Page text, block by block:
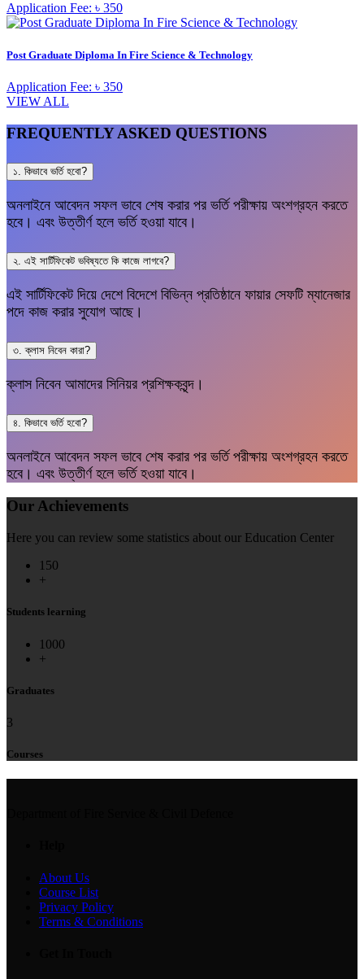
Application Fee: ৳ 350
Post Graduate Diploma In Fire Science & Technology
Application Fee: ৳ 350
VIEW ALL
FREQUENTLY ASKED QUESTIONS
১. কিভাবে ভর্তি হবো?
অনলাইনে আবেদন সফল ভাবে শেষ করার পর ভর্তি পরীক্ষায় অংশগ্রহন করতে
হবে। এবং উত্তীর্ণ হলে ভর্তি হওয়া যাবে।
২. এই সার্টিফিকেট ভবিষ্যতে কি কাজে লাগবে?
এই সার্টিফিকেট দিয়ে দেশে বিদেশে বিভিন্ন প্রতিষ্ঠানে ফায়ার সেফটি ম্যানেজার
পদে কাজ করার সুযোগ আছে।
৩. ক্লাস নিবেন কারা?
ক্লাস নিবেন আমাদের সিনিয়র প্রশিক্ষকবৃন্দ।
৪. কিভাবে ভর্তি হবো?
অনলাইনে আবেদন সফল ভাবে শেষ করার পর ভর্তি পরীক্ষায় অংশগ্রহন করতে
হবে। এবং উত্তীর্ণ হলে ভর্তি হওয়া যাবে।
Our Achievements
Here you can review some statistics about our Education Center
150
+
Students learning
1000
+
Graduates
3
Courses
About Us
Course List
Privacy Policy
Terms & Conditions